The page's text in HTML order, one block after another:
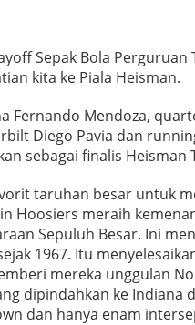
Sepak Bola Perguruan
kita ke Piala Heisman.
Fernando Mendoza,
Diego Pavia dan
sebagai finalis Heisman
taruhan besar untuk
Hoosiers meraih
Sepuluh Besar. Ini
1967. Itu
mereka unggulan
dipindahkan ke Indiana
dan hanya enam